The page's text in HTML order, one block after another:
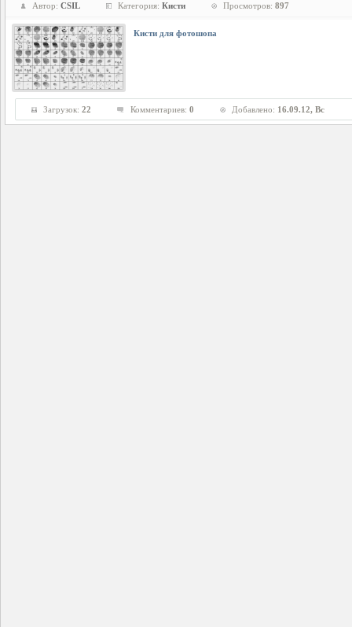
Автор: CSIL Категория: Кисти Просмотров: 897
Кисти для фотошопа
Загрузок: 22 Комментариев: 0 Добавлено: 16.09.12, Вс